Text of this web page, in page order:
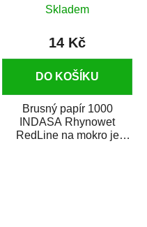
Skladem
14 Kč
DO KOŠÍKU
Brusný papír 1000
INDASA Rhynowet
RedLine na mokro je